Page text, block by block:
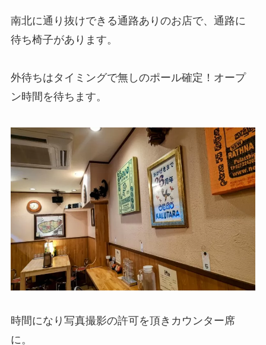
南北に通り抜けできる通路ありのお店で、通路に
待ち椅子があります。
外待ちはタイミングで無しのポール確定！オープ
ン時間を待ちます。
時間になり写真撮影の許可を頂きカウンター席
に。